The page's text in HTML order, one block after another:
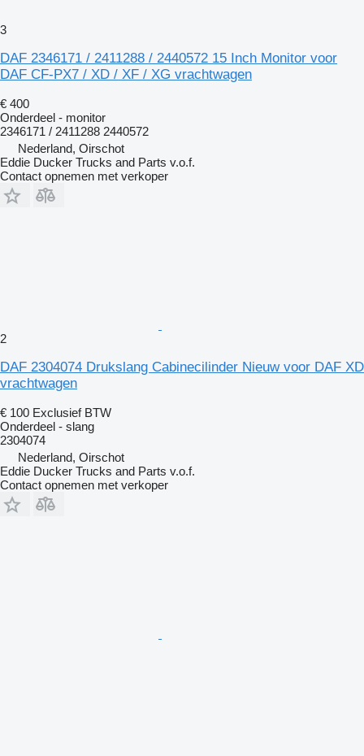
3
DAF 2346171 / 2411288 / 2440572 15 Inch Monitor voor
DAF CF-PX7 / XD / XF / XG vrachtwagen
€ 400
Onderdeel - monitor
2346171 / 2411288 2440572
Nederland, Oirschot
Eddie Ducker Trucks and Parts v.o.f.
Contact opnemen met verkoper
2
DAF 2304074 Drukslang Cabinecilinder Nieuw voor DAF XD
vrachtwagen
€ 100 Exclusief BTW
Onderdeel - slang
2304074
Nederland, Oirschot
Eddie Ducker Trucks and Parts v.o.f.
Contact opnemen met verkoper